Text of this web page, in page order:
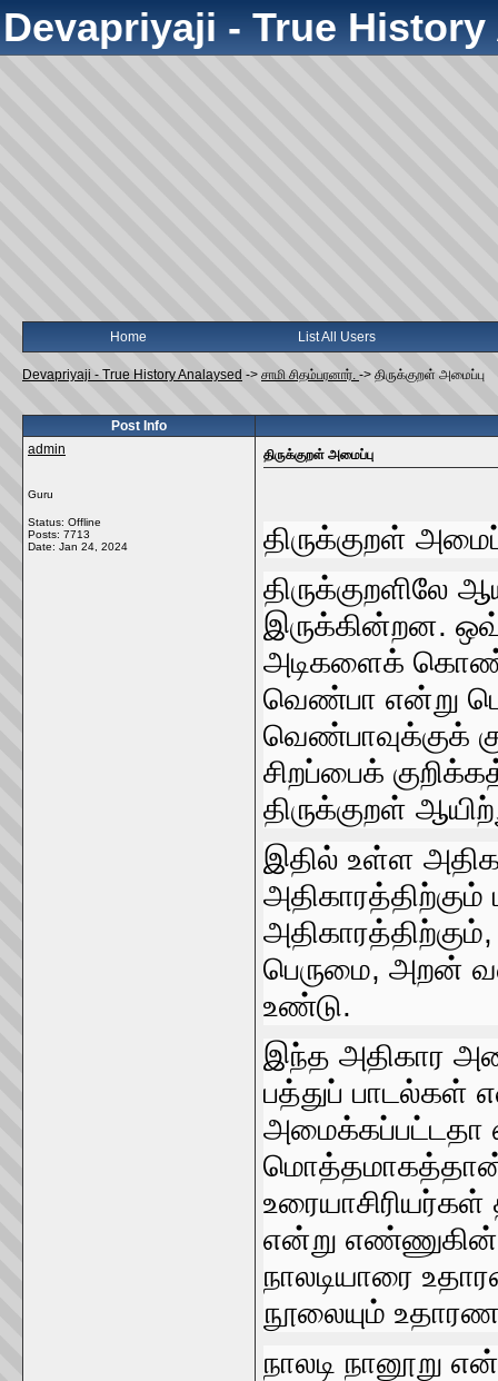
Devapriyaji - True
Home List All Users
Devapriyaji - True History Analaysed -> சாமி சிதம்பரனார். -> திருக்குறள்‌ அமைப்பு
Post Info
admin
Guru
Status: Offline
Posts: 7713
Date: Jan 24, 2024
திருக்குறள்‌ அமைப்பு
திருக்குறள்‌
திருக்குறளிலே
இருக்கின்றன.
அடிகளைக்‌
வெண்பா என்று
வெண்பாவுக்குக்‌
சிறப்பைக்‌
திருக்குறள்‌
இதில்‌ உள்ள
பெருமை, அறன்‌
உண்டு.
இந்த அதிகார
பத்துப்‌ பாடல்கள்‌
அமைக்கப்பட்டதா
மொத்தமாகத்தான்‌
என்று
நாலடியாரை
நூலையும்‌
நாலடி நானூறு